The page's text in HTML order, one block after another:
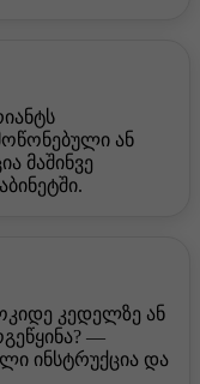
ან
მაშინვე
კედელზე ან
—
ინსტრუქცია და